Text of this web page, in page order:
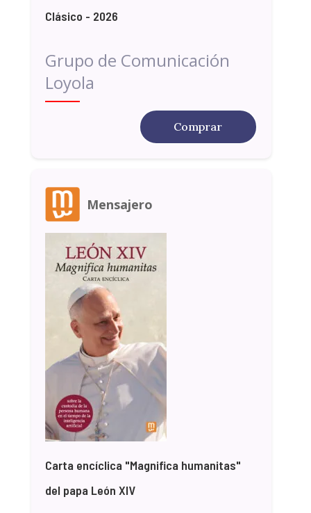
Clásico - 2026
Grupo de Comunicación
Loyola
Comprar
Mensajero
Carta encíclica "Magnifica humanitas"
del papa León XIV